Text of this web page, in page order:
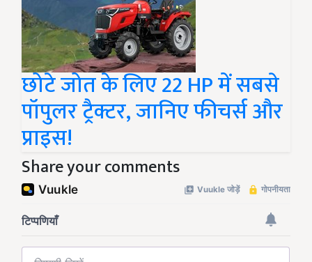
छोटे जोत के लिए 22 HP में सबसे
पॉपुलर ट्रैक्टर, जानिए फीचर्स और
प्राइस!
Share your comments